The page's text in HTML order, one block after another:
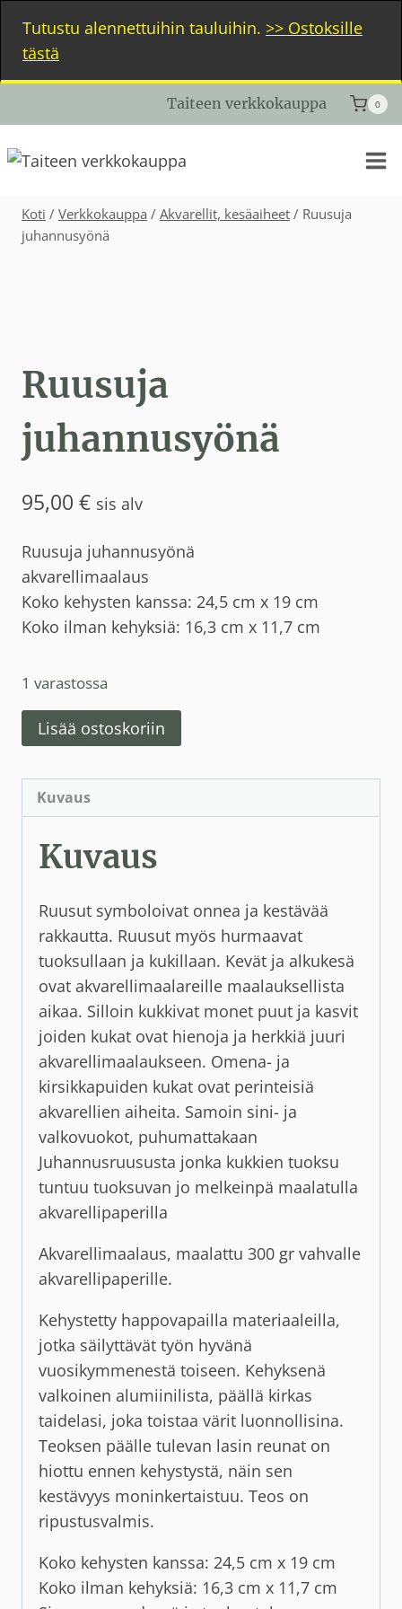
sisältöön
Tutustu alennettuihin tauluihin. >> Ostoksille
tästä
Taiteen verkkokauppa 0
Koti / Verkkokauppa / Akvarellit, kesäaiheet / Ruusuja
juhannusyönä
Ruusuja
juhannusyönä
95,00 € sis alv
Ruusuja juhannusyönä
akvarellimaalaus
Koko kehysten kanssa: 24,5 cm x 19 cm
Koko ilman kehyksiä: 16,3 cm x 11,7 cm
1 varastossa
Ruusuja
juhannusyönä
Lisää ostoskoriin
Kuvaus
Kuvaus
Ruusut symboloivat onnea ja kestävää
rakkautta. Ruusut myös hurmaavat
tuoksullaan ja kukillaan. Kevät ja alkukesä
ovat akvarellimaalareille maalauksellista
aikaa. Silloin kukkivat monet puut ja kasvit
joiden kukat ovat hienoja ja herkkiä juuri
akvarellimaalaukseen. Omena- ja
kirsikkapuiden kukat ovat perinteisiä
akvarellien aiheita. Samoin sini- ja
valkovuokot, puhumattakaan
Juhannusruususta jonka kukkien tuoksu
tuntuu tuoksuvan jo melkeinpä maalatulla
akvarellipaperilla
Akvarellimaalaus, maalattu 300 gr vahvalle
akvarellipaperille.
Kehystetty happovapailla materiaaleilla,
jotka säilyttävät työn hyvänä
vuosikymmenestä toiseen. Kehyksenä
valkoinen alumiinilista, päällä kirkas
taidelasi, joka toistaa värit luonnollisina.
Teoksen päälle tulevan lasin reunat on
hiottu ennen kehystystä, näin sen
kestävyys moninkertaistuu. Teos on
ripustusvalmis.
Koko kehysten kanssa: 24,5 cm x 19 cm
Koko ilman kehyksiä: 16,3 cm x 11,7 cm